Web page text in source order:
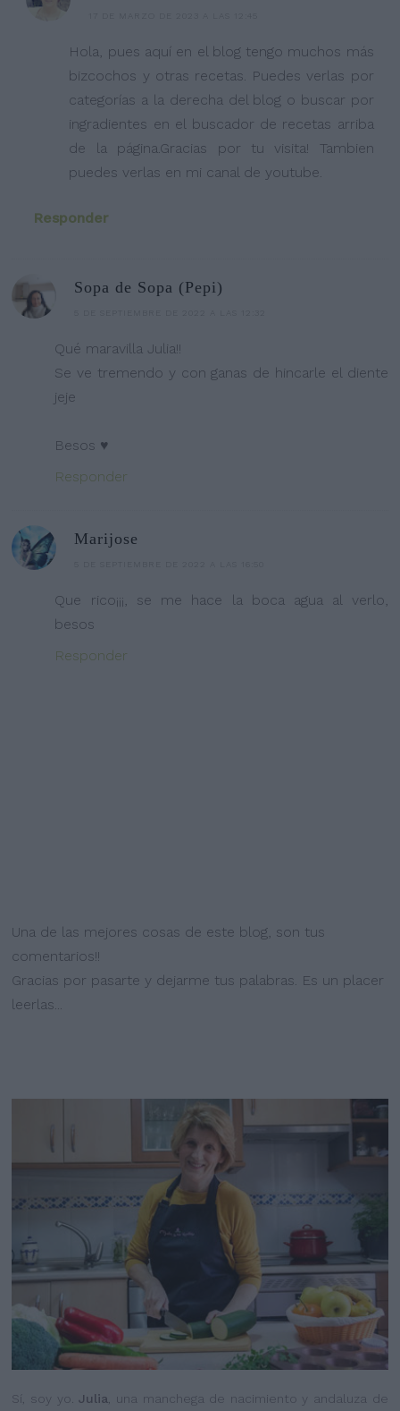
Hola, pues aquí en el blog tengo muchos más
bizcochos y otras recetas. Puedes verlas por
categorías a la derecha del blog o buscar por
ingradientes en el buscador de recetas arriba
de la página.Gracias por tu visita! Tambien
puedes verlas en mi canal de youtube.
Responder
Sopa de Sopa (Pepi)
Qué maravilla Julia!!
Se ve tremendo y con ganas de hincarle el diente
jeje
Besos ♥
Responder
Marijose
Que rico¡¡¡, se me hace la boca agua al verlo,
besos
Responder
Una de las mejores cosas de este blog, son tus
comentarios!!
Gracias por pasarte y dejarme tus palabras. Es un placer
leerlas...
Sí, soy yo.Julia , una manchega de nacimiento y andaluza de